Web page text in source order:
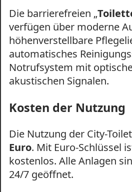
Die barrierefreien „
verfügen über moderne
höhenverstellbare
automatisches
Notrufsystem mit
akustischen Signalen.
Kosten der Nutzung
Die Nutzung der City-
Euro. Mit Euro-Schlüssel
kostenlos. Alle Anlagen
24/7 geöffnet.